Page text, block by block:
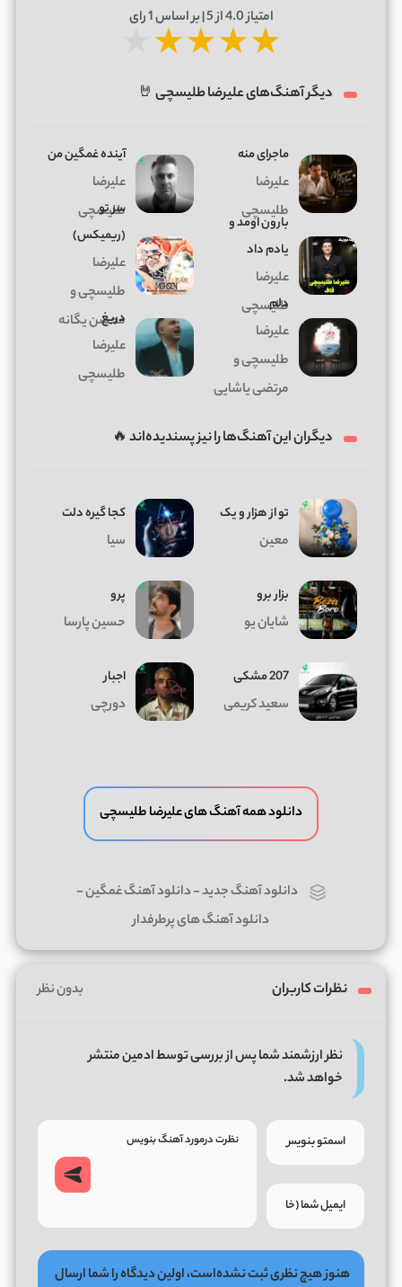
امتیاز4.0از 5 | بر اساس 1رای
★★★★
دیگر آهنگ‌های علیرضا طلیسچی 🤘
ماجرای منه
علیرضا
طلیسچی
آینده غمگین من
علیرضا
طلیسچی
بارون اومد و
یادم داد
علیرضا
طلیسچی
سر تو
(ریمیکس)
علیرضا
طلیسچی و
محسن یگانه
دلم
علیرضا
طلیسچی و
مرتضی پاشایی
دریغ
علیرضا
طلیسچی
دیگران این آهنگ‌ها را نیز پسندیده‌اند 🔥
تو از هزار و یک
معین
کجا گیره دلت
سیا
بزار برو
شایان یو
پرو
حسین پارسا
207 مشکی
سعید کریمی
اجبار
دورچی
دانلود همه آهنگ های علیرضا طلیسچی
دانلود آهنگ جدید-دانلود آهنگ غمگین-
دانلود آهنگ های پرطرفدار
نظرات کاربران بدون نظر
نظر ارزشمند شما پس از بررسی توسط ادمین منتشر
خواهد شد.
هنوز هیچ نظری ثبت نشده‌است، اولین دیدگاه را شما ارسال